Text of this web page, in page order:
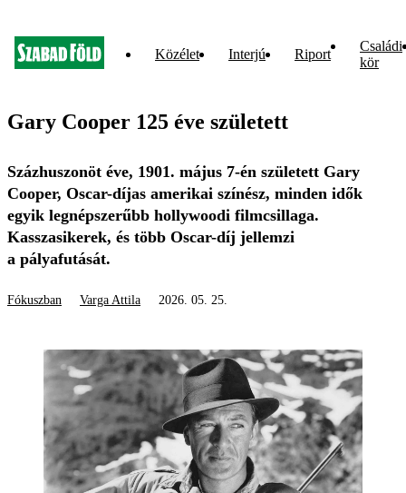
Közélet Interjú Riport
Családi
kör
Gary Cooper 125 éve született
Százhuszonöt éve, 1901. május 7-én született Gary
Cooper, Oscar-díjas amerikai színész, minden idők
egyik legnépszerűbb hollywoodi film­csillaga.
Kasszasikerek, és több Oscar-díj jellemzi
a pályafutását.
Fókuszban Varga Attila 2026. 05. 25.